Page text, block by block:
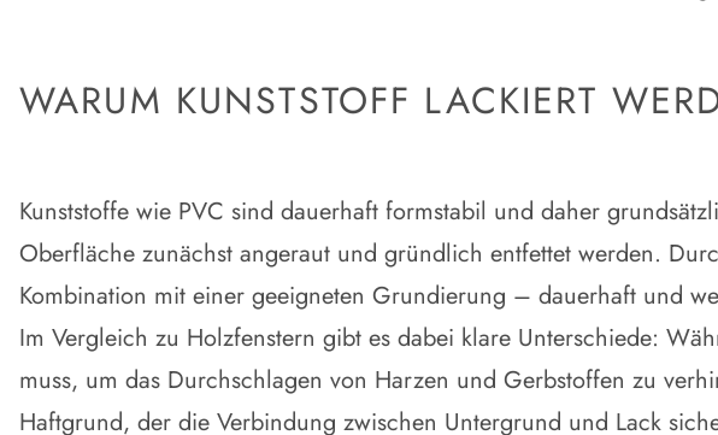
WARUM KUNSTSTOFF LACKIERT
Kunststoffe wie PVC sind dauerhaft formstabil und daher
Oberfläche zunächst angeraut und gründlich entfettet werden.
Kombination mit einer geeigneten Grundierung – dauerhaft und
Im Vergleich zu Holzfenstern gibt es dabei klare Unterschiede:
muss, um das Durchschlagen von Harzen und Gerbstoffen zu
Haftgrund, der die Verbindung zwischen Untergrund und Lack